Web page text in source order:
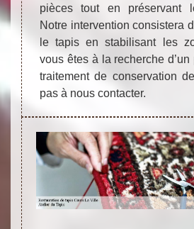
pièces tout en préservant
Notre intervention consistera
le tapis en stabilisant les
vous êtes à la recherche
traitement de conservation
pas à nous contacter.